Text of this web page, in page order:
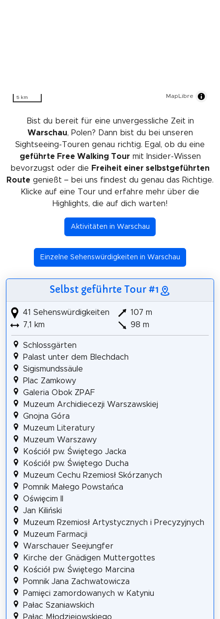
5 km MapLibre
Bist du bereit für eine unvergessliche Zeit in
Warschau, Polen? Dann bist du bei unseren
Sightseeing-Touren genau richtig. Egal, ob du eine
geführte Free Walking Tour mit Insider-Wissen
bevorzugst oder die Freiheit einer selbstgeführten
Route genießt – bei uns findest du genau das Richtige.
Klicke auf eine Tour und erfahre mehr über die
Highlights, die auf dich warten!
Aktivitäten in Warschau
Einzelne Sehenswürdigkeiten in Warschau
Selbst geführte Tour #1
41 Sehenswürdigkeiten
7,1 km
107 m
98 m
Schlossgärten
Palast unter dem Blechdach
Sigismundssäule
Plac Zamkowy
Galeria Obok ZPAF
Muzeum Archidiecezji Warszawskiej
Gnojna Góra
Muzeum Literatury
Muzeum Warszawy
Kościół pw. Świętego Jacka
Kościół pw. Świętego Ducha
Muzeum Cechu Rzemiosł Skórzanych
Pomnik Małego Powstańca
Oświęcim II
Jan Kiliński
Muzeum Rzemiosł Artystycznych i Precyzyjnych
Muzeum Farmacji
Warschauer Seejungfer
Kirche der Gnädigen Muttergottes
Kościół pw. Świętego Marcina
Pomnik Jana Zachwatowicza
Pamięci zamordowanych w Katyniu
Pałac Szaniawskich
Pałac Młodziejowskiego